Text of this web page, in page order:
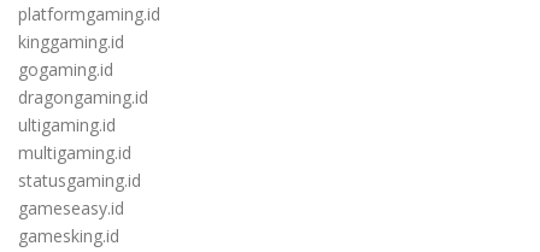
platformgaming.id
kinggaming.id
gogaming.id
dragongaming.id
ultigaming.id
multigaming.id
statusgaming.id
gameseasy.id
gamesking.id